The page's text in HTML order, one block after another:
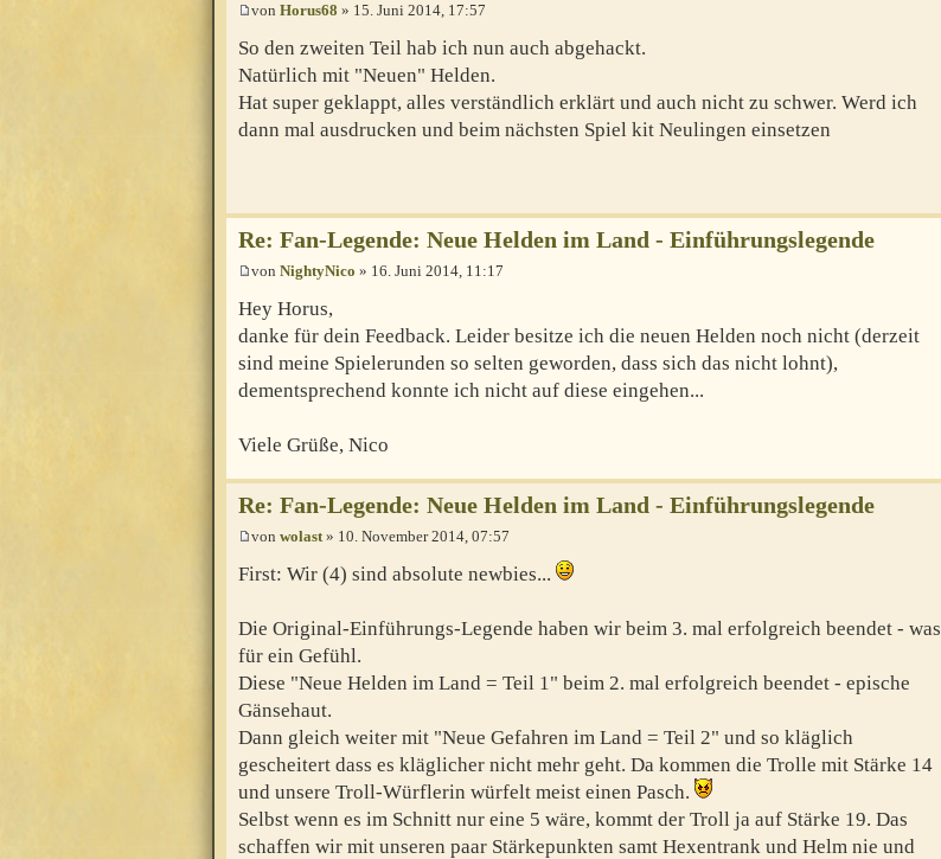
von Horus68 » 15. Juni 2014, 17:57
So den zweiten Teil hab ich nun auch abgehackt.
Natürlich mit "Neuen" Helden.
Hat super geklappt, alles verständlich erklärt und auch nicht zu schwer. Werd ich
dann mal ausdrucken und beim nächsten Spiel kit Neulingen einsetzen
Re: Fan-Legende: Neue Helden im Land - Einführungslegende
von NightyNico » 16. Juni 2014, 11:17
Hey Horus,
danke für dein Feedback. Leider besitze ich die neuen Helden noch nicht (derzeit
sind meine Spielerunden so selten geworden, dass sich das nicht lohnt),
dementsprechend konnte ich nicht auf diese eingehen...
Viele Grüße, Nico
Re: Fan-Legende: Neue Helden im Land - Einführungslegende
von wolast » 10. November 2014, 07:57
First: Wir (4) sind absolute newbies...
Die Original-Einführungs-Legende haben wir beim 3. mal erfolgreich beendet - was
für ein Gefühl.
Diese "Neue Helden im Land = Teil 1" beim 2. mal erfolgreich beendet - epische
Gänsehaut.
Dann gleich weiter mit "Neue Gefahren im Land = Teil 2" und so kläglich
gescheitert dass es kläglicher nicht mehr geht. Da kommen die Trolle mit Stärke 14
und unsere Troll-Würflerin würfelt meist einen Pasch.
Selbst wenn es im Schnitt nur eine 5 wäre, kommt der Troll ja auf Stärke 19. Das
schaffen wir mit unseren paar Stärkepunkten samt Hexentrank und Helm nie und